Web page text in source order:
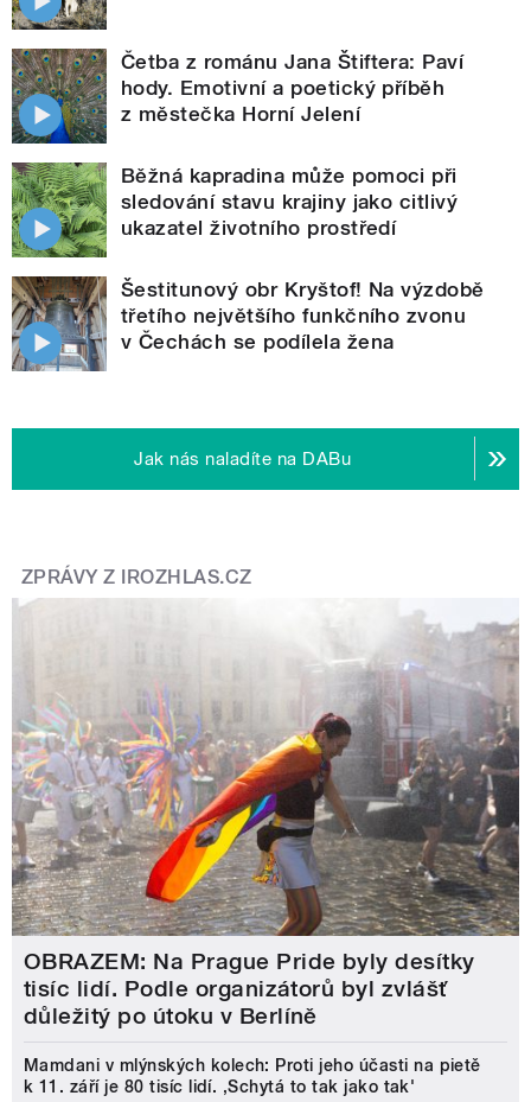
Četba z románu Jana Štiftera: Paví
hody. Emotivní a poetický příběh
z městečka Horní Jelení
Běžná kapradina může pomoci při
sledování stavu krajiny jako citlivý
ukazatel životního prostředí
Šestitunový obr Kryštof! Na výzdobě
třetího největšího funkčního zvonu
v Čechách se podílela žena
Jak nás naladíte na DABu
ZPRÁVY Z IROZHLAS.CZ
OBRAZEM: Na Prague Pride byly desítky
tisíc lidí. Podle organizátorů byl zvlášť
důležitý po útoku v Berlíně
Mamdani v mlýnských kolech: Proti jeho účasti na pietě
k 11. září je 80 tisíc lidí. ‚Schytá to tak jako tak'